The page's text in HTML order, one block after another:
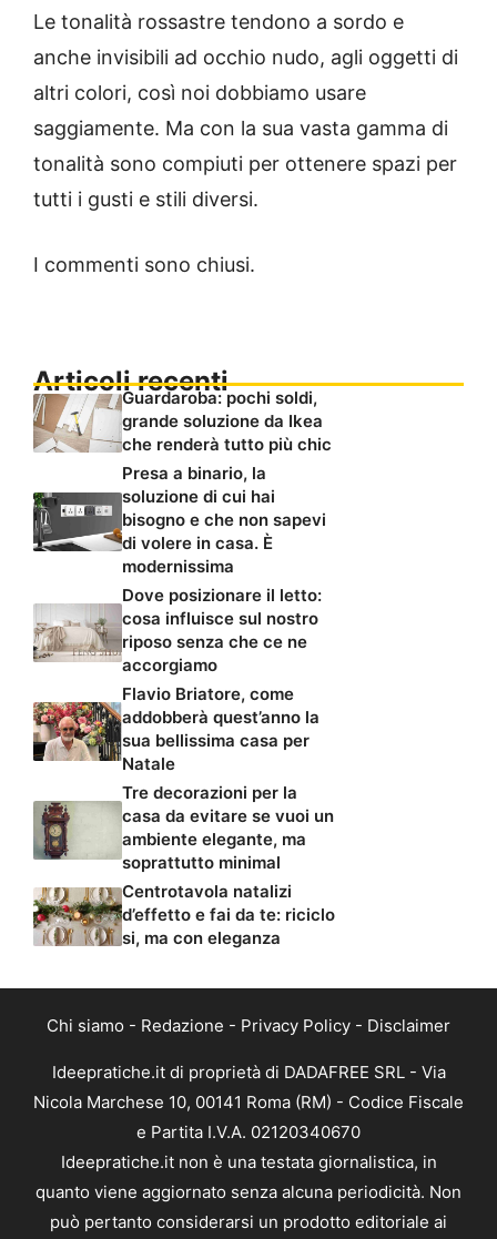
Le tonalità rossastre tendono a sordo e
anche invisibili ad occhio nudo, agli oggetti di
altri colori, così noi dobbiamo usare
saggiamente. Ma con la sua vasta gamma di
tonalità sono compiuti per ottenere spazi per
tutti i gusti e stili diversi.
I commenti sono chiusi.
Articoli recenti
Guardaroba: pochi soldi,
grande soluzione da Ikea
che renderà tutto più chic
Presa a binario, la
soluzione di cui hai
bisogno e che non sapevi
di volere in casa. È
modernissima
Dove posizionare il letto:
cosa influisce sul nostro
riposo senza che ce ne
accorgiamo
Flavio Briatore, come
addobberà quest’anno la
sua bellissima casa per
Natale
Tre decorazioni per la
casa da evitare se vuoi un
ambiente elegante, ma
soprattutto minimal
Centrotavola natalizi
d’effetto e fai da te: riciclo
si, ma con eleganza
Chi siamo - Redazione - Privacy Policy - Disclaimer
Ideepratiche.it di proprietà di DADAFREE SRL - Via
Nicola Marchese 10, 00141 Roma (RM) - Codice Fiscale
e Partita I.V.A. 02120340670
Ideepratiche.it non è una testata giornalistica, in
quanto viene aggiornato senza alcuna periodicità. Non
può pertanto considerarsi un prodotto editoriale ai